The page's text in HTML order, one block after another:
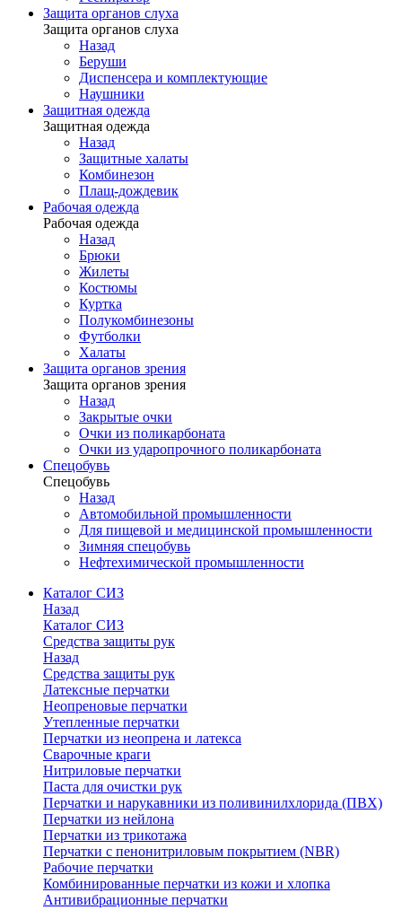
Защита органов слуха
Защита органов слуха
Назад
Беруши
Диспенсера и комплектующие
Наушники
Защитная одежда
Защитная одежда
Назад
Защитные халаты
Комбинезон
Плащ-дождевик
Рабочая одежда
Рабочая одежда
Назад
Брюки
Жилеты
Костюмы
Куртка
Полукомбинезоны
Футболки
Халаты
Защита органов зрения
Защита органов зрения
Назад
Закрытые очки
Очки из поликарбоната
Очки из ударопрочного поликарбоната
Спецобувь
Спецобувь
Назад
Автомобильной промышленности
Для пищевой и медицинской промышленности
Зимняя спецобувь
Нефтехимической промышленности
Каталог СИЗ
Назад
Каталог СИЗ
Средства защиты рук
Назад
Средства защиты рук
Латексные перчатки
Неопреновые перчатки
Утепленные перчатки
Перчатки из неопрена и латекса
Сварочные краги
Нитриловые перчатки
Паста для очистки рук
Перчатки и нарукавники из поливинилхлорида (ПВХ)
Перчатки из нейлона
Перчатки из трикотажа
Перчатки с пенонитриловым покрытием (NBR)
Рабочие перчатки
Комбинированные перчатки из кожи и хлопка
Антивибрационные перчатки